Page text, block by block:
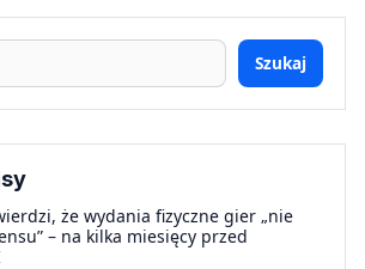
Szukaj
że wydania fizyczne gier „nie
– na kilka miesięcy przed